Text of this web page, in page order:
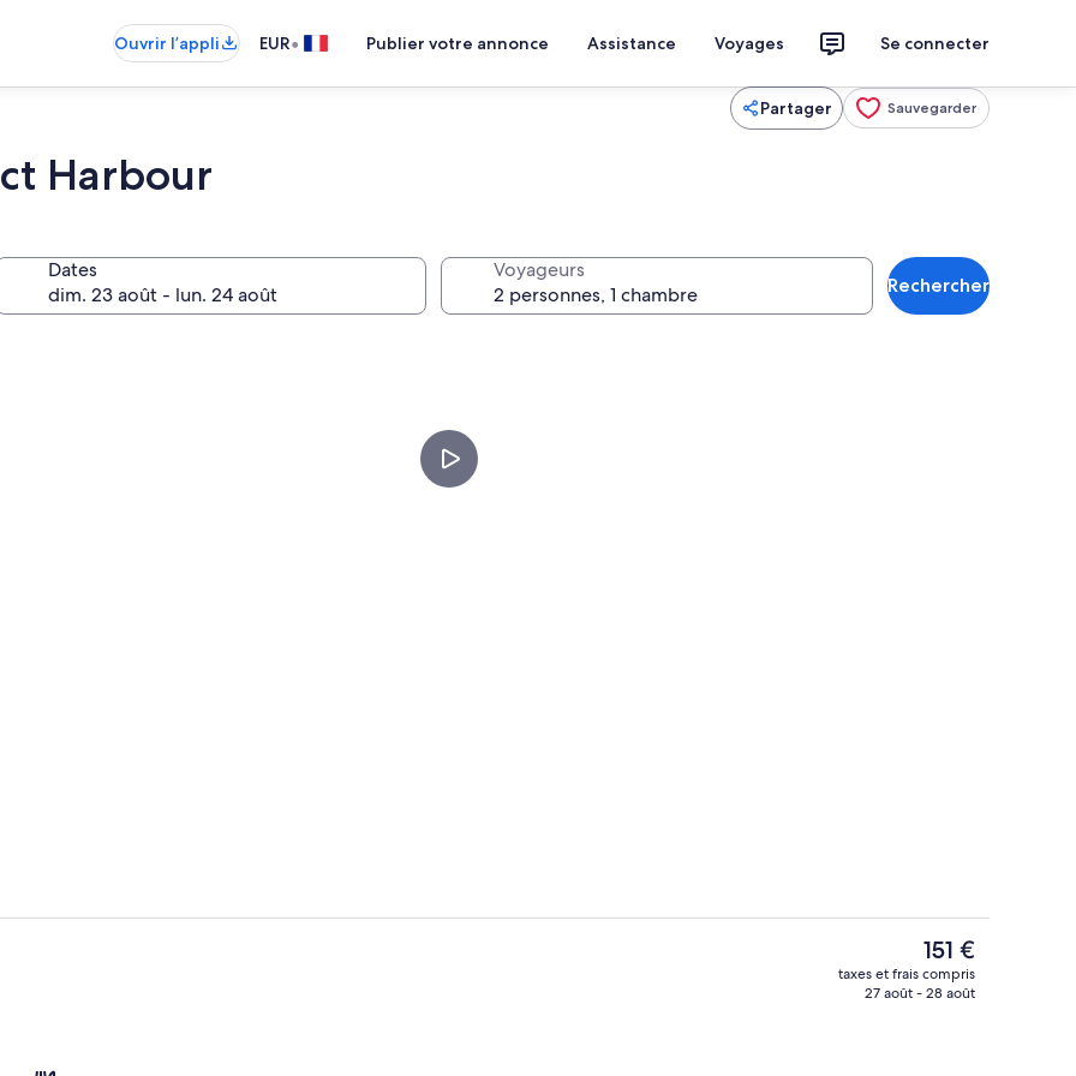
Ouvrir l’appli EUR• Publier votre annonce Assistance Voyages Se connecter
Partager Sauvegarder
Harbour
Dates Voyageurs
Rechercher
Le
prix
actuel
151 €
taxes et frais compris
27 août - 28 août